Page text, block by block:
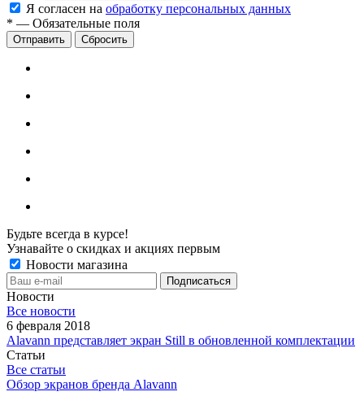
Я согласен на обработку персональных данных
* — Обязательные поля
Сбросить
Будьте всегда в курсе!
Узнавайте о скидках и акциях первым
Новости магазина
Новости
Все новости
6 февраля 2018
Alavann представляет экран Still в обновленной комплектации
Статьи
Все статьи
Обзор экранов бренда Alavann